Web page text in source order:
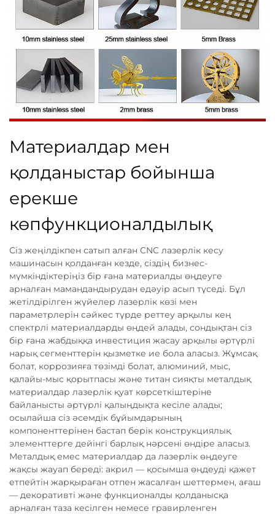
Материалдар мен
қолданыстар бойынша
ерекше
көпфункционалдылық
Сіз жеңілдікпен сатып алған CNC лазерлік кесу
машинасын қолданған кезде, сіздің бизнес-
мүмкіндіктеріңіз бір ғана материалды өңдеуге
арналған мамандандырудан едәуір асып түседі. Бұл
жетілдірілген жүйелер лазерлік көзі мен
параметрлерін сәйкес түрде реттеу арқылы кең
спектрлі материалдарды өңдей алады, сондықтан сіз
бір ғана жабдыққа инвестиция жасау арқылы әртүрлі
нарық сегменттерін қызметке ие бола аласыз. Жұмсақ
болат, коррозияға төзімді болат, алюминий, мыс,
қалайы-мыс қорытпасы және титан сияқты металдық
материалдар лазерлік қуат көрсеткіштеріне
байланысты әртүрлі қалыңдықта кесіле алады;
осылайша сіз әсемдік бұйымдарының
компоненттерінен бастап берік конструкциялық
элементтерге дейінгі барлық нәрсені өндіре аласыз.
Металдық емес материалдар да лазерлік өңдеуге
жақсы жауап береді: акрил — қосымша өңдеуді қажет
етпейтін жарқыраған отпен жасалған шеттермен, ағаш
— декоративті және функционалды қолданысқа
арналған таза кесілген немесе гравирленген